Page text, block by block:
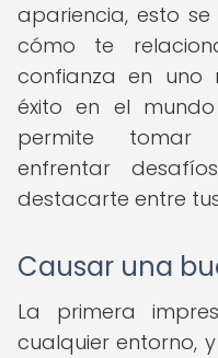
apariencia, esto
cómo te
confianza en uno
éxito en el
permite tomar
enfrentar
destacarte entre
Causar una
La primera
cualquier entorno,